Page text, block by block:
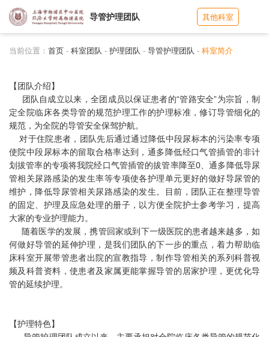
导管护理团队 其他科室
当前位置： 首页 - 科室团队 - 护理团队 - 导管护理团队 - 科室简介
【团队介绍】
团队自成立以来，全团成员以保证患者的“管路安全”为宗旨，制
定全院临床各类导管的规范护理工作的护理标准，修订导管细化的
规范，为全院的导管安全保驾护航。
对于住院患者，团队先后通过通过降低中段尿标本的污染率专项
使院中段尿标本的留取合格率达到，通多降低经口气管插管的非计
划拔管率的专项将我院经口气管插管的拔管率降至0、通多降低导尿
管相关尿路感染的发生率等专项使各护理单元更好的做好导尿管的
维护，降低导尿管相关尿路感染的发生。目前，团队正在整理导管
的固定、护理及应急处理的册子，以方便全院护士参考学习，提高
大家的专业护理能力。
随着医学的发展，携管回家或到下一级医院的患者越来越多，如
何做好导管的延伸护理，是我们团队的下一步的重点，着力帮助临
床科室开展带管患者出院的宣教指导，制作导管相关的系列科普视
频及科普资料，使患者及家属更能掌握导管的居家护理，更优化导
管的延续护理。
【护理特色】